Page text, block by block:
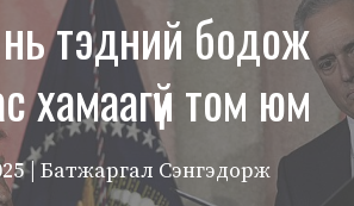
тэдний бодож
хамаагүй том юм
| Батжаргал Сэнгэдорж